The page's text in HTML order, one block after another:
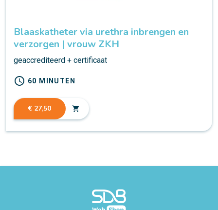
Blaaskatheter via urethra inbrengen en
verzorgen | vrouw ZKH
geaccrediteerd + certificaat
schedule 60 MINUTEN
€ 27,50 shopping_cart